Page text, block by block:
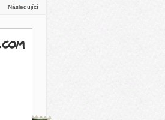
Následující